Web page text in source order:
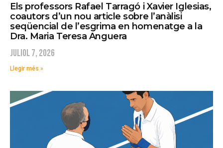
Els professors Rafael Tarragó i Xavier Iglesias,
coautors d’un nou article sobre l’anàlisi
seqüencial de l’esgrima en homenatge a la
Dra. Maria Teresa Anguera
juliol 7, 2026
Llegir més »